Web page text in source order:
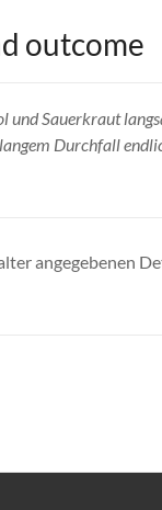
outcome
Sauerkraut
Durchfall
angegebenen